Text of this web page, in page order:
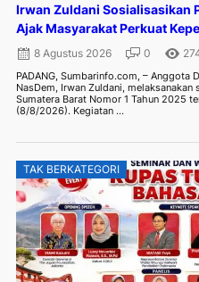
Irwan Zuldani Sosialisasikan
Ajak Masyarakat Perkuat
8 Agustus 2026 0
PADANG, Sumbarinfo.com, – Anggota
NasDem, Irwan Zuldani,
Sumatera Barat Nomor 1 Tahun 2025
(8/8/2026). Kegiatan ...
TAK BERKATEGORI